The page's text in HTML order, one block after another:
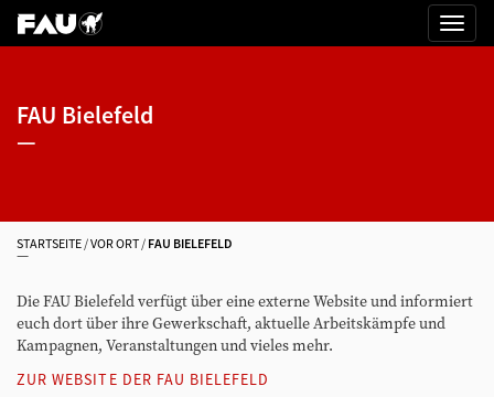
FAU Bielefeld
STARTSEITE VOR ORT FAU BIELEFELD
Die FAU Bielefeld verfügt über eine externe Website und informiert
euch dort über ihre Gewerkschaft, aktuelle Arbeitskämpfe und
Kampagnen, Veranstaltungen und vieles mehr.
ZUR WEBSITE DER FAU BIELEFELD